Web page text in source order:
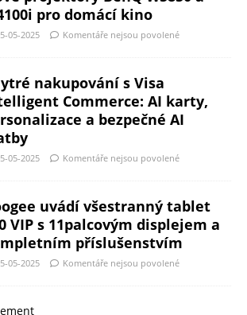
pro domácí kino
05-2025 Komentáře nejsou povolené
nakupování s Visa
Commerce: AI karty,
a bezpečné AI
05-2025 Komentáře nejsou povolené
uvádí všestranný tablet
VIP s 11palcovým displejem a
příslušenstvím
05-2025 Komentáře nejsou povolené